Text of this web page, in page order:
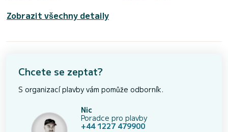
Zobrazit všechny detaily
Chcete se zeptat?
S organizací plavby vám pomůže odborník.
Nic
Poradce pro plavby
+44 1227 479900